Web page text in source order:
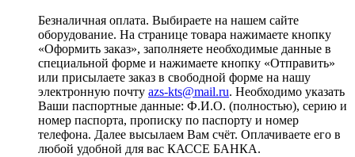
Безналичная оплата. Выбираете на нашем сайте
оборудование. На странице товара нажимаете кнопку
«Оформить заказ», заполняете необходимые данные в
специальной форме и нажимаете кнопку «Отправить»
или присылаете заказ в свободной форме на нашу
электронную почту azs-kts@mail.ru. Необходимо указать
Ваши паспортные данные: Ф.И.О. (полностью), серию и
номер паспорта, прописку по паспорту и номер
телефона. Далее высылаем Вам счёт. Оплачиваете его в
любой удобной для вас КАССЕ БАНКА.